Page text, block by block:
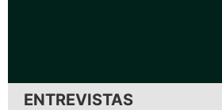
ENTREVISTAS